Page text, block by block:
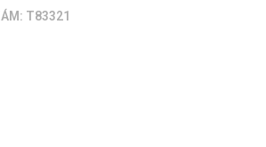
T83321